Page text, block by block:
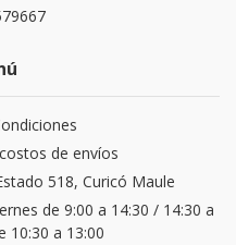
de envíos
518, Curicó Maule
de 9:00 a 14:30 / 14:30 a
10:30 a 13:00